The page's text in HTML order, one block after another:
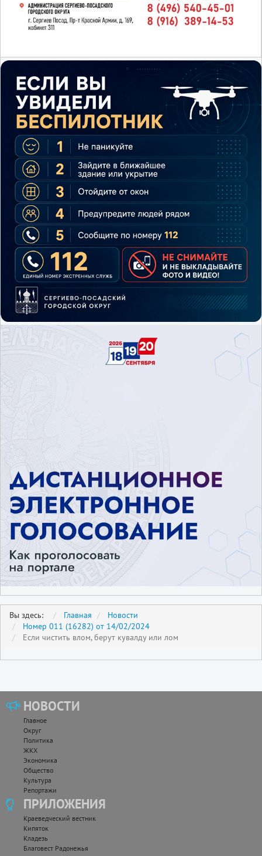
Вы здесь: Главная
Новости
Номер 011 (16282) от 14/02/2024
Если чистить влом, берут кувалду или лом
НОВОСТИ
Главное
Округ
Политика
ЖКХ
Экономика
Общество
Культура
Репортажи
ПРИЛОЖЕНИЯ
Краеведческий вестник
Кипяток
Кладезь
Благовест Радонежья